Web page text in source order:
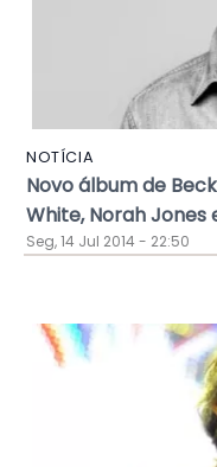
NOTÍCIA
Novo álbum de
White, Norah Jones
Seg, 14 Jul 2014 - 22:50